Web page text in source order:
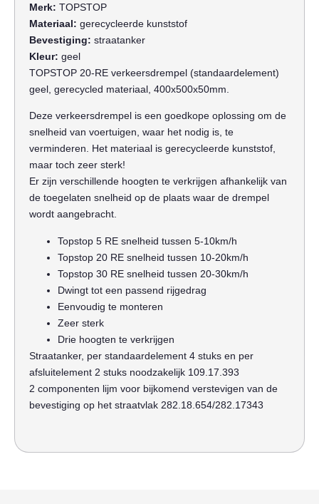
Merk: TOPSTOP
Materiaal: gerecycleerde kunststof
Bevestiging: straatanker
Kleur: geel
TOPSTOP 20-RE verkeersdrempel (standaardelement)
geel, gerecycled materiaal, 400x500x50mm.
Deze verkeersdrempel is een goedkope oplossing om de
snelheid van voertuigen, waar het nodig is, te
verminderen. Het materiaal is gerecycleerde kunststof,
maar toch zeer sterk!
Er zijn verschillende hoogten te verkrijgen afhankelijk van
de toegelaten snelheid op de plaats waar de drempel
wordt aangebracht.
Topstop 5 RE snelheid tussen 5-10km/h
Topstop 20 RE snelheid tussen 10-20km/h
Topstop 30 RE snelheid tussen 20-30km/h
Dwingt tot een passend rijgedrag
Eenvoudig te monteren
Zeer sterk
Drie hoogten te verkrijgen
Straatanker, per standaardelement 4 stuks en per
afsluitelement 2 stuks noodzakelijk 109.17.393
2 componenten lijm voor bijkomend verstevigen van de
bevestiging op het straatvlak 282.18.654/282.17343